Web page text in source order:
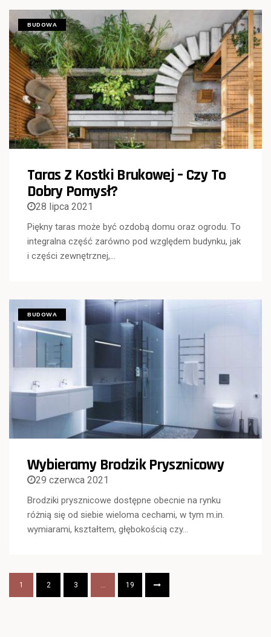
BUDOWA
Taras Z Kostki Brukowej – Czy To
Dobry Pomysł?
28 lipca 2021
Piękny taras może być ozdobą domu oraz ogrodu. To
integralna część zarówno pod względem budynku, jak
i części zewnętrznej,…
BUDOWA
Wybieramy Brodzik Prysznicowy
29 czerwca 2021
Brodziki prysznicowe dostępne obecnie na rynku
różnią się od siebie wieloma cechami, w tym m.in.
wymiarami, kształtem, głębokością czy…
1 2 3 … 19